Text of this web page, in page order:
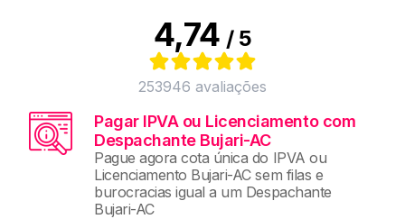
4,74 / 5
253946 avaliações
Pagar IPVA ou Licenciamento com
Despachante Bujari-AC
Pague agora cota única do IPVA ou
Licenciamento Bujari-AC sem filas e
burocracias igual a um Despachante
Bujari-AC